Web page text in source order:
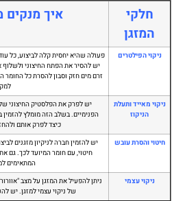
חלקי
המזגן
איך מנקים
ניקוי הפילטרים
פעולה שהיא יחסית קלה לביצוע, כל
יש להסיר את הפתח החיצוני
זרם מים חזק וסבון להסרת כל
ניקוי מאייד ותעלת
הניקוז
יש לפרק את הפלסטיק החיצוני
הפנימיים. בשלב הזה מומלץ
כיצד לפרק אותם
חיטוי והסרת עובש
יש להזמין חברה לניקיון מזגנים
חיטוי, עם חומר המיועד לכך. גם
המתאימים
ניקוי עצמי
של ניקוי עצמי למזגן. יש